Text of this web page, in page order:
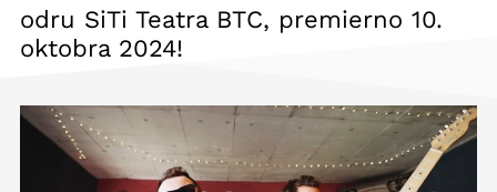
odru SiTi Teatra BTC, premierno 10.
oktobra 2024!